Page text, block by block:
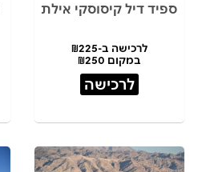
ספיד דיל קיסוסקי אילת
לרכישה ב-₪225
במקום ₪250
לרכישה